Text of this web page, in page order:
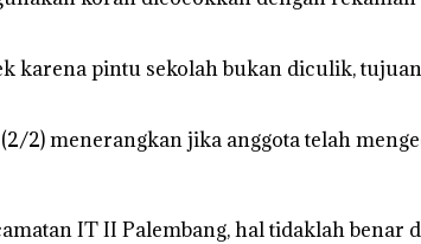
karena pintu sekolah bukan diculik,
2) menerangkan jika anggota telah
IT II Palembang, hal tidaklah benar